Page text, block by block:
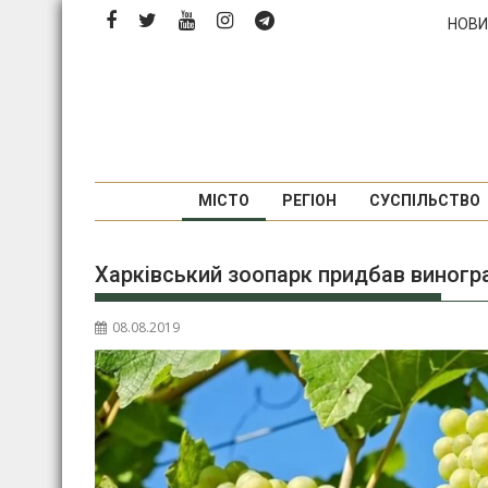
Перейти
МІСТО РЕГІОН СУСПІЛЬСТВО
Харківський зоопарк придбав
08.08.2019